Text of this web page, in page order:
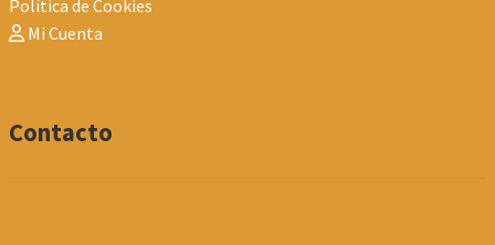
Política de Cookies
Mi Cuenta
Contacto